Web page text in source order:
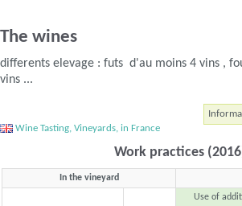
The wines
differents elevage : futs d'au moins 4 vins ,
vins ...
Wine Tasting, Vineyards, in France
Work practices
In the vineyard
Use of